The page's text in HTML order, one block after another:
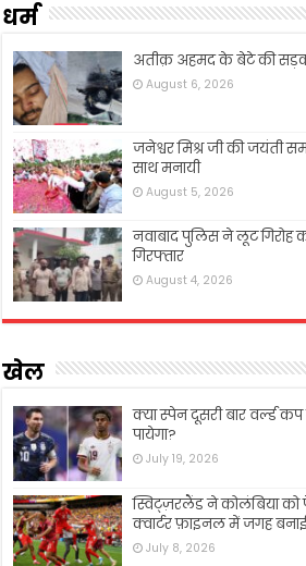
धर्म
अतीक़ अहमद के बेटे की सड़क
August 6, 2026
जनेश्वर मिश्र जी की जयंती
साथ मनायी
August 5, 2026
नवाबाद पुलिस ने लूट गिरोह
गिरफ्तार
August 4, 2026
खेल
क्या स्पेन दूसरी बार वर्ल्ड
पायेगा?
July 19, 2026
स्विट्ज़रलैंड ने कोलंबिया
क्वार्टर फ़ाइनल में जगह
July 8, 2026